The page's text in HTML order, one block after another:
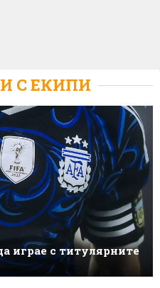
С ЕКИПИ
играе с титулярните